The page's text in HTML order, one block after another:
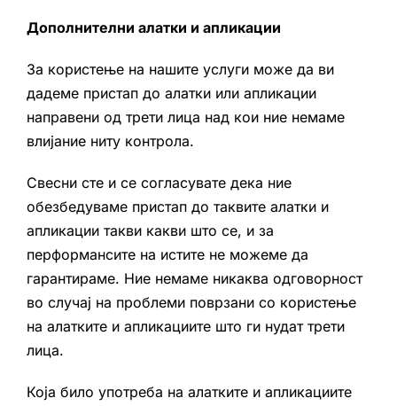
Дополнителни алатки и апликации
За користење на нашите услуги може да ви
дадеме пристап до алатки или апликации
направени од трети лица над кои ние немаме
влијание ниту контрола.
Свесни сте и се согласувате дека ние
обезбедуваме пристап до таквите алатки и
апликации такви какви што се, и за
перформансите на истите не можеме да
гарантираме. Ние немаме никаква одговорност
во случај на проблеми поврзани со користење
на алатките и апликациите што ги нудат трети
лица.
Која било употреба на алатките и апликациите